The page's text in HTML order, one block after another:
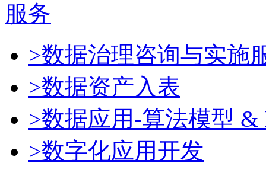
服务
>数据治理咨询与实施
>数据资产入表
>数据应用-算法模型 &
>数字化应用开发